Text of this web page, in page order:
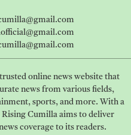
trusted online news website that
news from various fields,
sports, and more. With a
Cumilla aims to deliver
coverage to its readers.